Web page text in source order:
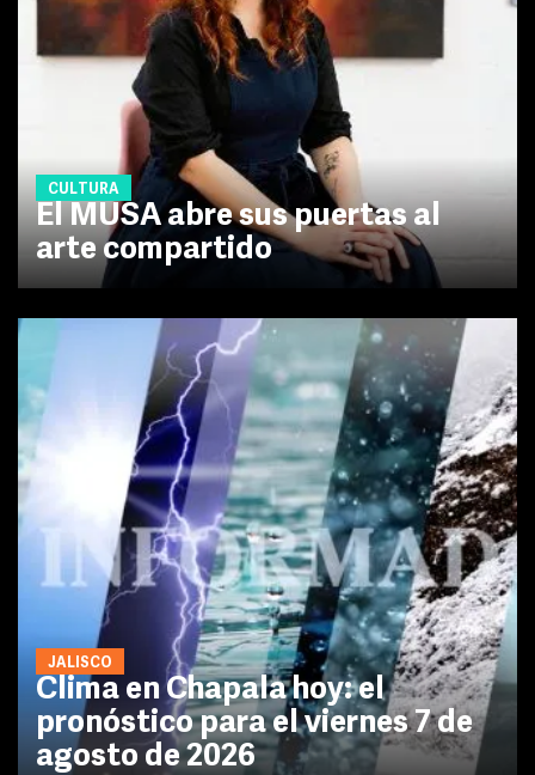
CULTURA
El MUSA abre sus puertas al
arte compartido
JALISCO
Clima en Chapala hoy: el
pronóstico para el viernes 7 de
agosto de 2026